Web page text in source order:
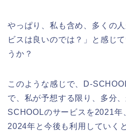
やっぱり、私も含め、多くの
ビスは良いのでは？」と感じ
うか？
このような感じで、D-
で、私が予想する限り、多分
SCHOOLのサービスを2021年
2024年と今後も利用していく